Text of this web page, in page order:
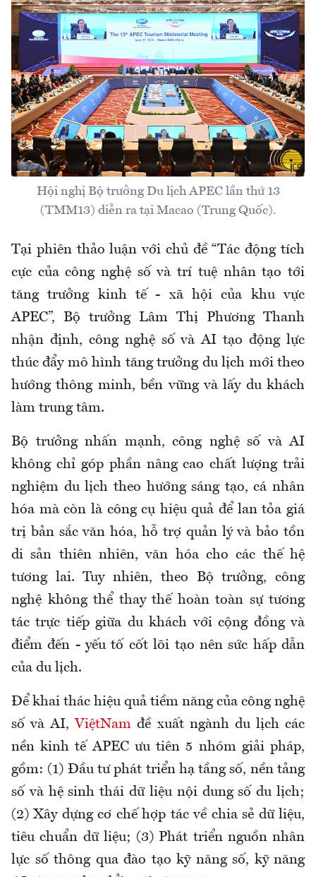
Hội nghị Bộ trưởng Du lịch APEC lần thứ 13
(TMM13) diễn ra tại Macao (Trung Quốc).
Tại phiên thảo luận với chủ đề “Tác động tích
cực của công nghệ số và trí tuệ nhân tạo tới
tăng trưởng kinh tế - xã hội của khu vực
APEC”, Bộ trưởng Lâm Thị Phương Thanh
nhận định, công nghệ số và AI tạo động lực
thúc đẩy mô hình tăng trưởng du lịch mới theo
hướng thông minh, bền vững và lấy du khách
làm trung tâm.
Bộ trưởng nhấn mạnh, công nghệ số và AI
không chỉ góp phần nâng cao chất lượng trải
nghiệm du lịch theo hướng sáng tạo, cá nhân
hóa mà còn là công cụ hiệu quả để lan tỏa giá
trị bản sắc văn hóa, hỗ trợ quản lý và bảo tồn
di sản thiên nhiên, văn hóa cho các thế hệ
tương lai. Tuy nhiên, theo Bộ trưởng, công
nghệ không thể thay thế hoàn toàn sự tương
tác trực tiếp giữa du khách với cộng đồng và
điểm đến - yếu tố cốt lõi tạo nên sức hấp dẫn
của du lịch.
Để khai thác hiệu quả tiềm năng của công nghệ
số và AI,ViệtNam đề xuất ngành du lịch các
nền kinh tế APEC ưu tiên 5 nhóm giải pháp,
gồm: (1) Đầu tư phát triển hạ tầng số, nền tảng
số và hệ sinh thái dữ liệu nội dung số du lịch;
(2) Xây dựng cơ chế hợp tác về chia sẻ dữ liệu,
tiêu chuẩn dữ liệu; (3) Phát triển nguồn nhân
lực số thông qua đào tạo kỹ năng số, kỹ năng